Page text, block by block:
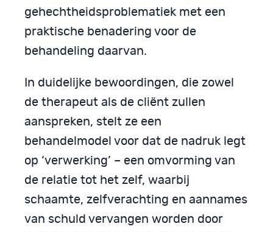
gehechtheidsproblematiek met een
praktische benadering voor de
behandeling daarvan.
In duidelijke bewoordingen, die zowel
de therapeut als de cliënt zullen
aanspreken, stelt ze een
behandelmodel voor dat de nadruk legt
op ‘verwerking’ – een omvorming van
de relatie tot het zelf, waarbij
schaamte, zelfverachting en aannames
van schuld vervangen worden door